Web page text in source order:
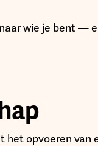
wie je bent —
het opvoeren van